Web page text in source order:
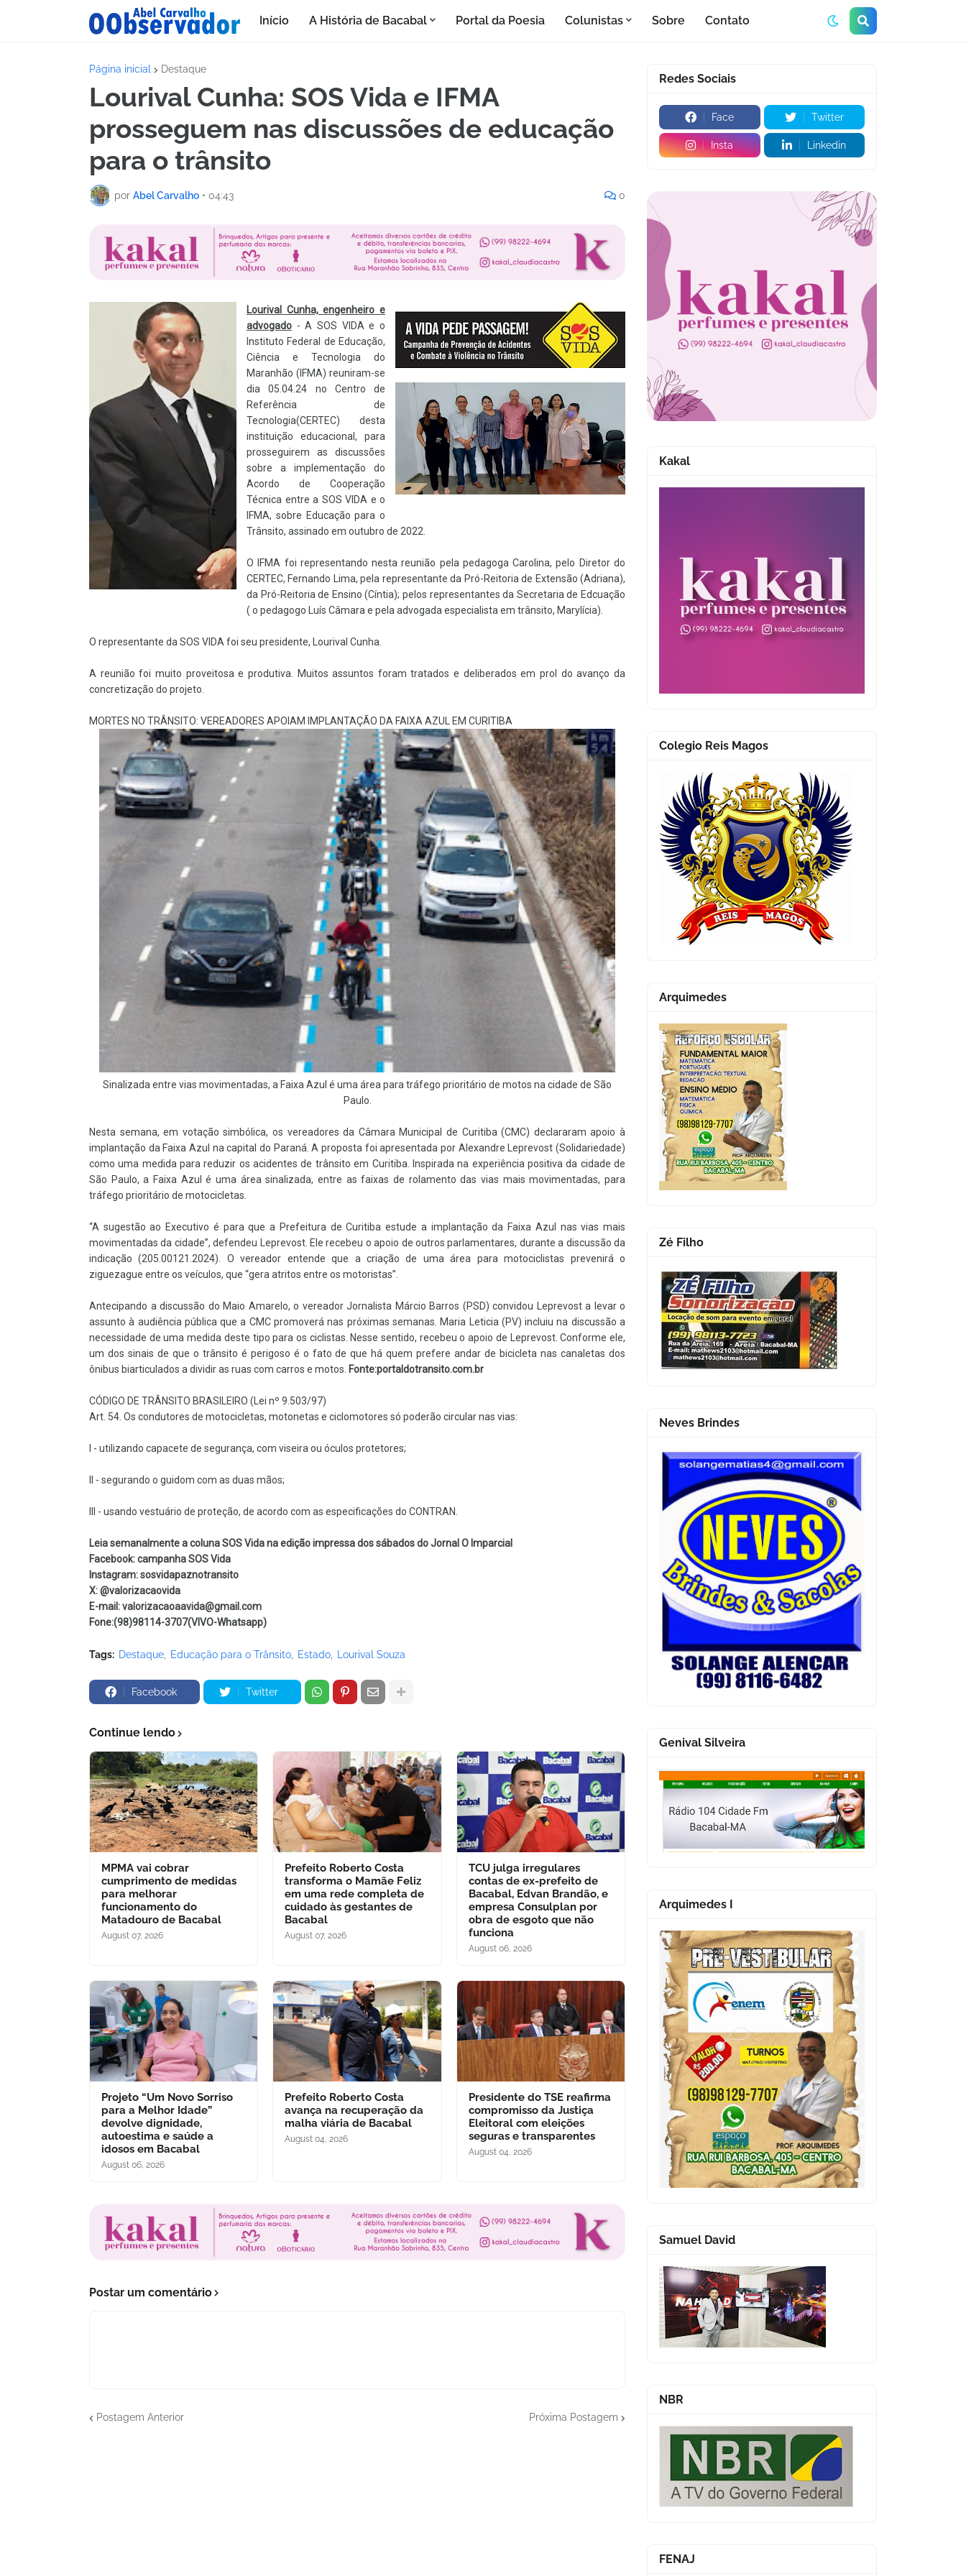
Início A História de Bacabal Portal da Poesia Colunistas Sobre Contato
Página inicial Destaque
Lourival Cunha: SOS Vida e IFMA
prosseguem nas discussões de educação
para o trânsito
por Abel Carvalho • 04:43 0
Lourival Cunha, engenheiro e
advogado - A SOS VIDA e o
Instituto Federal de Educação,
Ciência e Tecnologia do
Maranhão (IFMA) reuniram-se
dia 05.04.24 no Centro de
Referência de
Tecnologia(CERTEC) desta
instituição educacional, para
prosseguirem as discussões
sobre a implementação do
Acordo de Cooperação
Técnica entre a SOS VIDA e o
IFMA, sobre Educação para o
Trânsito, assinado em outubro de 2022.
O IFMA foi representando nesta reunião pela pedagoga Carolina, pelo Diretor do
CERTEC, Fernando Lima, pela representante da Pró-Reitoria de Extensão (Adriana),
da Pró-Reitoria de Ensino (Cíntia); pelos representantes da Secretaria de Edcuação
( o pedagogo Luís Câmara e pela advogada especialista em trânsito, Marylícia).
O representante da SOS VIDA foi seu presidente, Lourival Cunha.
A reunião foi muito proveitosa e produtiva. Muitos assuntos foram tratados e deliberados em prol do avanço da
concretização do projeto.
MORTES NO TRÂNSITO: VEREADORES APOIAM IMPLANTAÇÃO DA FAIXA AZUL EM CURITIBA
Sinalizada entre vias movimentadas, a Faixa Azul é uma área para tráfego prioritário de motos na cidade de São
Paulo.
Nesta semana, em votação simbólica, os vereadores da Câmara Municipal de Curitiba (CMC) declararam apoio à
implantação da Faixa Azul na capital do Paraná. A proposta foi apresentada por Alexandre Leprevost (Solidariedade)
como uma medida para reduzir os acidentes de trânsito em Curitiba. Inspirada na experiência positiva da cidade de
São Paulo, a Faixa Azul é uma área sinalizada, entre as faixas de rolamento das vias mais movimentadas, para
tráfego prioritário de motocicletas.
“A sugestão ao Executivo é para que a Prefeitura de Curitiba estude a implantação da Faixa Azul nas vias mais
movimentadas da cidade”, defendeu Leprevost. Ele recebeu o apoio de outros parlamentares, durante a discussão da
indicação (205.00121.2024). O vereador entende que a criação de uma área para motociclistas prevenirá o
ziguezague entre os veículos, que “gera atritos entre os motoristas”.
Antecipando a discussão do Maio Amarelo, o vereador Jornalista Márcio Barros (PSD) convidou Leprevost a levar o
assunto à audiência pública que a CMC promoverá nas próximas semanas. Maria Leticia (PV) incluiu na discussão a
necessidade de uma medida deste tipo para os ciclistas. Nesse sentido, recebeu o apoio de Leprevost. Conforme ele,
um dos sinais de que o trânsito é perigoso é o fato de que há quem prefere andar de bicicleta nas canaletas dos
ônibus biarticulados a dividir as ruas com carros e motos. Fonte:portaldotransito.com.br
CÓDIGO DE TRÂNSITO BRASILEIRO (Lei nº 9.503/97)
Art. 54. Os condutores de motocicletas, motonetas e ciclomotores só poderão circular nas vias:
I - utilizando capacete de segurança, com viseira ou óculos protetores;
II - segurando o guidom com as duas mãos;
III - usando vestuário de proteção, de acordo com as especificações do CONTRAN.
Leia semanalmente a coluna SOS Vida na edição impressa dos sábados do Jornal O Imparcial
Facebook: campanha SOS Vida
Instagram: sosvidapaznotransito
X: @valorizacaovida
E-mail:valorizacaoaavida@gmail.com
Fone:(98)98114-3707(VIVO-Whatsapp)
Tags: Destaque Educação para o Trânsito Estado Lourival Souza
Facebook Twitter
Continue lendo
MPMA vai cobrar
cumprimento de medidas
para melhorar
funcionamento do
Matadouro de Bacabal
August 07, 2026
Prefeito Roberto Costa
transforma o Mamãe Feliz
em uma rede completa de
cuidado às gestantes de
Bacabal
August 07, 2026
TCU julga irregulares
contas de ex-prefeito de
Bacabal, Edvan Brandão, e
empresa Consulplan por
obra de esgoto que não
funciona
August 06, 2026
Projeto “Um Novo Sorriso
para a Melhor Idade”
devolve dignidade,
autoestima e saúde a
idosos em Bacabal
August 06, 2026
Prefeito Roberto Costa
avança na recuperação da
malha viária de Bacabal
August 04, 2026
Presidente do TSE reafirma
compromisso da Justiça
Eleitoral com eleições
seguras e transparentes
August 04, 2026
Postar um comentário
Postagem Anterior Próxima Postagem
Redes Sociais
Face Twitter
Insta Linkedin
Kakal
Colegio Reis Magos
Arquimedes
Zé Filho
Neves Brindes
Genival Silveira
Arquimedes I
Samuel David
NBR
FENAJ